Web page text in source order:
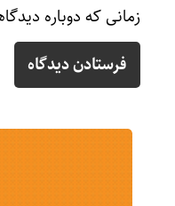
زمانی که دوباره